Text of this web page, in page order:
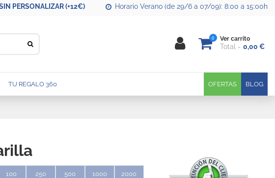
PERSONALIZAR (+12€) Horario Verano (de 29/6 a 07/09): 8:00 a 15:00h
0 Ver carrito
Total 0,00 €
BLOG
TU REGALO 360 OFERTAS
100 250 500 1000 2000